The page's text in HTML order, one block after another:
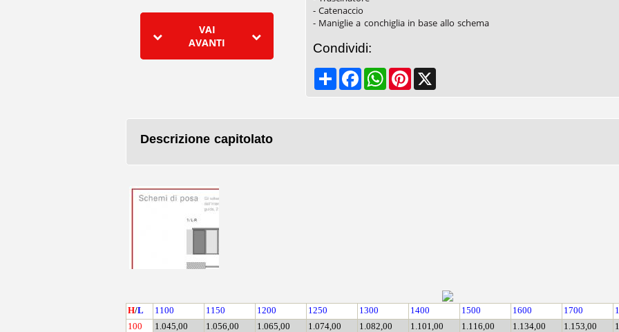
VAI
AVANTI
- Catenaccio
- Maniglie a conchiglia in base allo schema
Condividi:
Share FacebookWhatsAppPinterest
Descrizione capitolato
H/L 1100 1150 1200 1250 1300 1400 1500 1600 1700
100
1.045,00 1.056,00 1.065,00 1.074,00 1.082,00 1.101,00 1.116,00 1.134,00 1.153,00